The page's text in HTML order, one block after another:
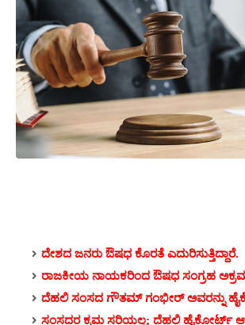
ದೇಶದ ಜನರು ಔಷಧ ಕೊರತೆ ಎದುರಿಸುತ್ತಿದ್ದಾರೆ.
ರಾಜಕೀಯ ನಾಯಕರಿಂದ ಔಷಧ ಸಂಗ್ರಹ
ದೆಹಲಿ ಸಂಸದ ಗೌತಮ್ ಗಂಭೀರ್ ಅವರನ್ನು
ಸಂಸದರ ಕ್ರಮ ಸರಿಯಲ್ಲ; ದೆಹಲಿ ಹೈಕೋರ್ಟ್